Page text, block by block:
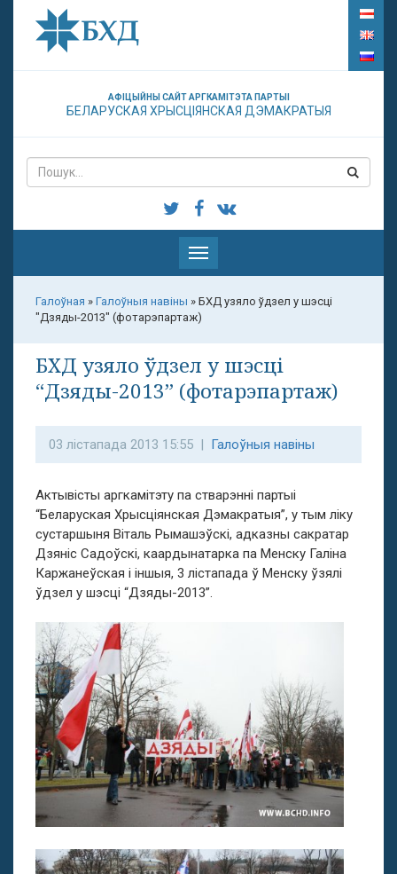
АФІЦЫЙНЫ САЙТ АРГКАМІТЭТА ПАРТЫІ
БЕЛАРУСКАЯ ХРЫСЦІЯНСКАЯ ДЭМАКРАТЫЯ
Паказаць
меню
Галоўная » Галоўныя навіны » БХД узяло ўдзел у шэсці
"Дзяды-2013" (фотарэпартаж)
БХД узяло ўдзел у шэсці
“Дзяды-2013” (фотарэпартаж)
03 лістапада 2013 15:55 | Галоўныя навіны
Актывісты аргкамітэту па стварэнні партыі
“Беларуская Хрысціянская Дэмакратыя”, у тым ліку
сустаршыня Віталь Рымашэўскі, адказны сакратар
Дзяніс Садоўскі, каардынатарка па Менску Галіна
Каржанеўская і іншыя, 3 лістапада ў Менску ўзялі
ўдзел у шэсці “Дзяды-2013”.